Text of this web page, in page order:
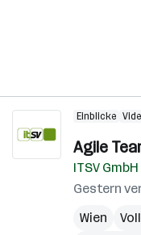
Einblicke
Agile
ITSV GmbH
Gestern
Wien